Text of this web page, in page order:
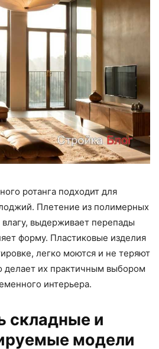
ротанга подходит для
Плетение из полимерных
выдерживает перепады
форму. Пластиковые изделия
легко моются и не теряют
делает их практичным выбором
интерьера.
складные и
модели